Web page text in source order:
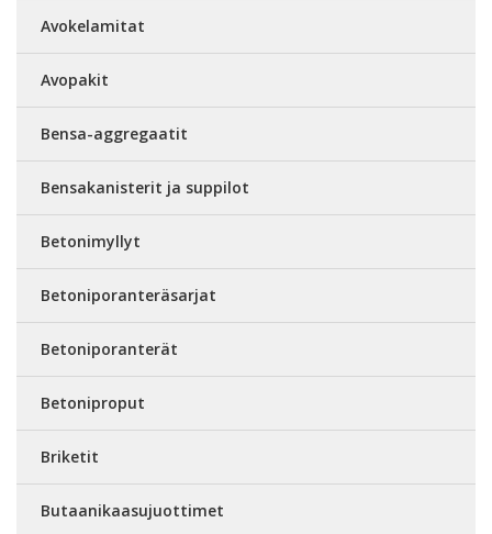
Avokelamitat
Avopakit
Bensa-aggregaatit
Bensakanisterit ja suppilot
Betonimyllyt
Betoniporanteräsarjat
Betoniporanterät
Betoniproput
Briketit
Butaanikaasujuottimet